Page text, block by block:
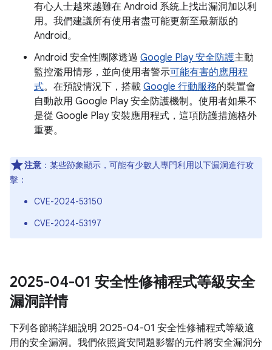
有心人士越來越難在 Android 系統上找出漏洞加以利
用。我們建議所有使用者盡可能更新至最新版的
Android。
Android 安全性團隊透過 Google Play 安全防護主動
監控濫用情形，並向使用者警示可能有害的應用程
式。在預設情況下，搭載 Google 行動服務的裝置會
自動啟用 Google Play 安全防護機制。使用者如果不
是從 Google Play 安裝應用程式，這項防護措施格外
重要。
注意 ：某些跡象顯示，可能有少數人專門利用以下漏洞進行攻
擊：
CVE-2024-53150
CVE-2024-53197
2025-04-01 安全性修補程式等級安全
漏洞詳情
下列各節將詳細說明 2025-04-01 安全性修補程式等級適
用的安全漏洞。我們依照資安問題影響的元件將安全漏洞分